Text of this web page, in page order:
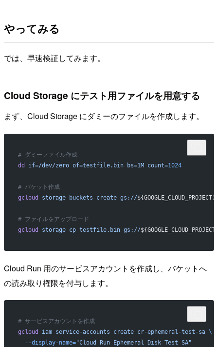
やってみる
では、早速検証してみます。
Cloud Storage にテスト用ファイルを用意する
まず、Cloud Storage にダミーのファイルを作成します。
# ダミーファイル作成
dd
if=/dev/zero of=testfile.bin bs=1M count=1024
# バケット作成
gcloud
storage buckets create gs://${GOOGLE_CLOUD_PROJECT}
# ファイルをアップロード
gcloud
storage cp testfile.bin gs://
Cloud Run 用のサービスアカウントを作成し、バケットへ
の読み取り権限を付与します。
# サービスアカウントを作成
gcloud
iam service-accounts create cr-ephemeral-test-sa \
  --display-name=
"Cloud Run Ephemeral Disk Test SA"